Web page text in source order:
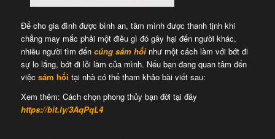
Để cho gia đình được bình an, tâm mình được thanh tịnh khi
chẳng may mắc phải một điều gì đó gây hại đến người khác,
nhiều người tìm đến cúng sám hối như một cách làm với bớt đi
sự lo lắng, bớt đi lỗi lầm của mình. Nếu bạn đang quan tâm đến
việc sám hối tại nhà có thể tham khảo bài viết sau:
Xem thêm: Cách chọn phong thủy bạn đời tại đây
https://bit.ly/3AqPqL4